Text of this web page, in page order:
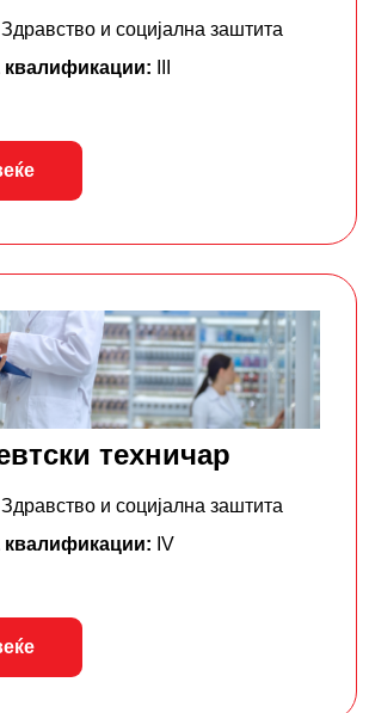
Здравство и социјална заштита
квалификации:
тeхничар
Здравство и социјална заштита
квалификации: IV